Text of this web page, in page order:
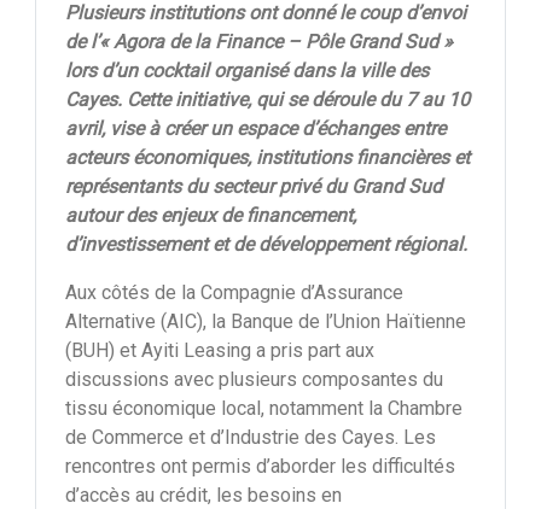
Plusieurs institutions ont donné le coup d’envoi
de l’« Agora de la Finance – Pôle Grand Sud »
lors d’un cocktail organisé dans la ville des
Cayes. Cette initiative, qui se déroule du 7 au 10
avril, vise à créer un espace d’échanges entre
acteurs économiques, institutions financières et
représentants du secteur privé du Grand Sud
autour des enjeux de financement,
d’investissement et de développement régional.
Aux côtés de la Compagnie d’Assurance
Alternative (AIC), la Banque de l’Union Haïtienne
(BUH) et Ayiti Leasing a pris part aux
discussions avec plusieurs composantes du
tissu économique local, notamment la Chambre
de Commerce et d’Industrie des Cayes. Les
rencontres ont permis d’aborder les difficultés
d’accès au crédit, les besoins en